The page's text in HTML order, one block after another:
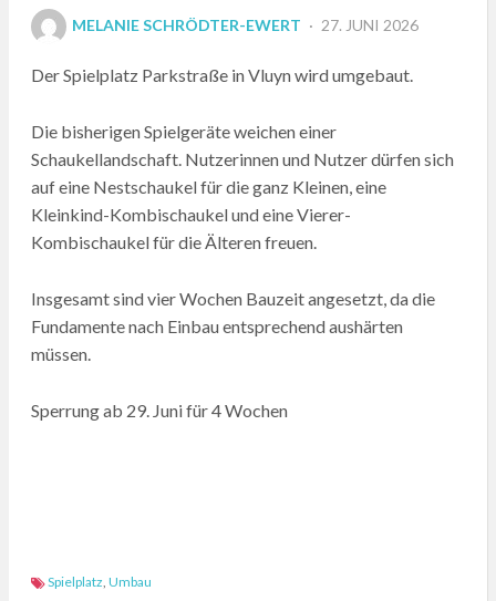
MELANIE SCHRÖDTER-EWERT
POSTED
27. JUNI 2026
Der Spielplatz Parkstraße in Vluyn wird umgebaut.
Die bisherigen Spielgeräte weichen einer
Schaukellandschaft. Nutzerinnen und Nutzer dürfen sich
auf eine Nestschaukel für die ganz Kleinen, eine
Kleinkind-Kombischaukel und eine Vierer-
Kombischaukel für die Älteren freuen.
Insgesamt sind vier Wochen Bauzeit angesetzt, da die
Fundamente nach Einbau entsprechend aushärten
müssen.
Sperrung ab 29. Juni für 4 Wochen
Spielplatz, Umbau